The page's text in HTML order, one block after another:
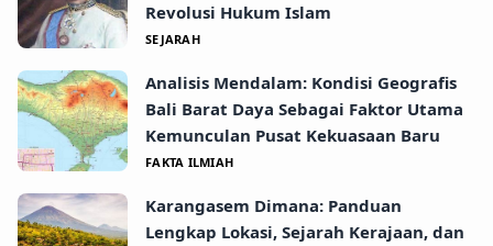
Revolusi Hukum Islam
SEJARAH
Analisis Mendalam: Kondisi Geografis
Bali Barat Daya Sebagai Faktor Utama
Kemunculan Pusat Kekuasaan Baru
FAKTA ILMIAH
Karangasem Dimana: Panduan
Lengkap Lokasi, Sejarah Kerajaan, dan